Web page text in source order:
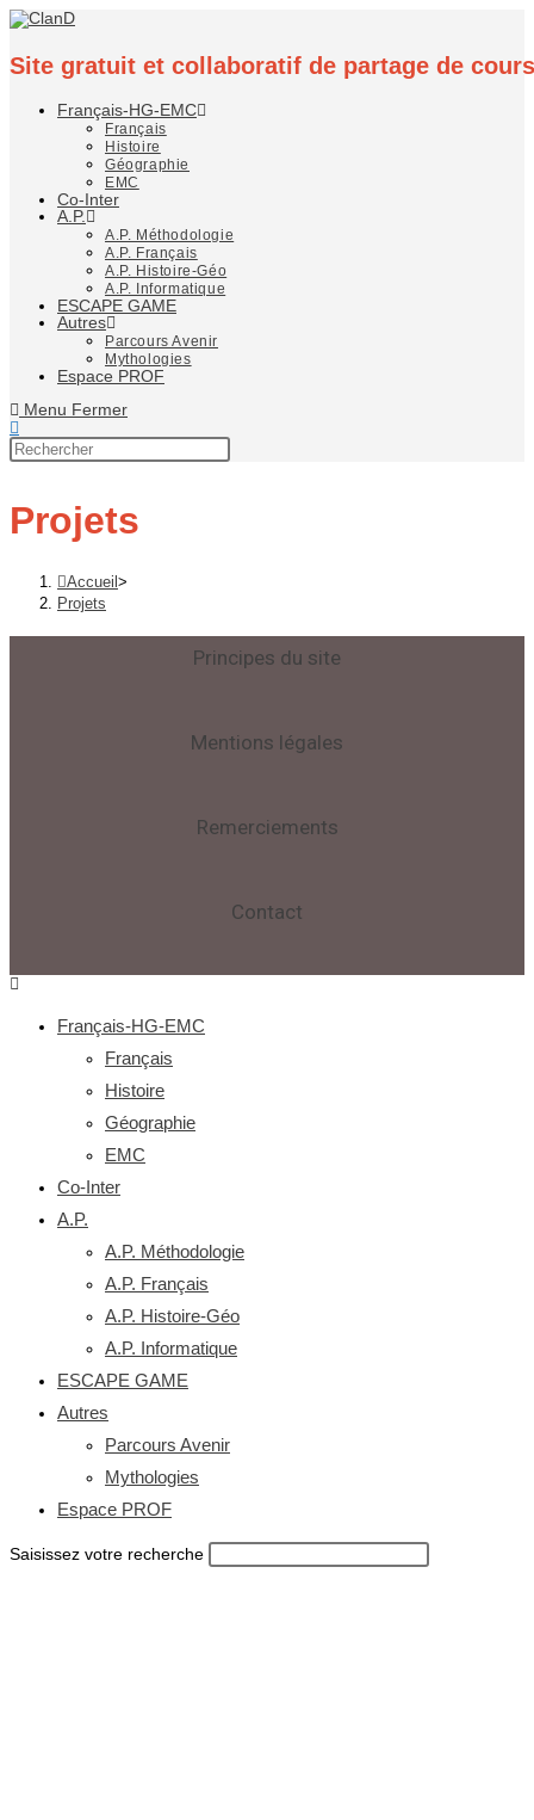
Site gratuit et collaboratif de partage de
Français-HG-EMC
Français
Histoire
Géographie
EMC
Co-Inter
A.P.
A.P. Méthodologie
A.P. Français
A.P. Histoire-Géo
A.P. Informatique
ESCAPE GAME
Autres
Parcours Avenir
Mythologies
Espace PROF
Menu Fermer
Projets
Accueil >
Projets
Principes du site
Mentions légales
Remerciements
Contact
Français-HG-EMC
Français
Histoire
Géographie
EMC
Co-Inter
A.P.
A.P. Méthodologie
A.P. Français
A.P. Histoire-Géo
A.P. Informatique
ESCAPE GAME
Autres
Parcours Avenir
Mythologies
Espace PROF
Saisissez votre recherche